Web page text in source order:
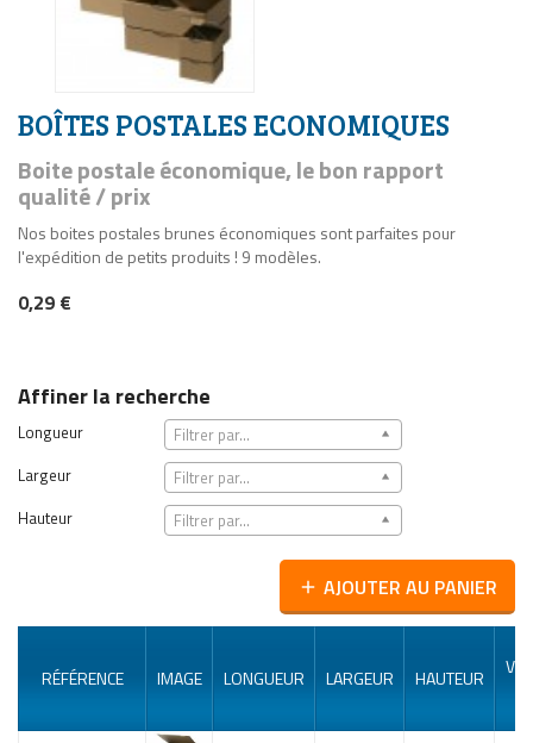
BOÎTES POSTALES ECONOMIQUES
Boite postale économique, le bon rapport
qualité / prix
Nos boites postales brunes économiques sont parfaites pour
l'expédition de petits produits ! 9 modèles.
0,29 €
Affiner la recherche
Longueur
Filtrer par...
Largeur
Filtrer par...
Hauteur
Filtrer par...
add AJOUTER AU PANIER
RÉFÉRENCE IMAGE LONGUEUR LARGEUR HAUTEUR